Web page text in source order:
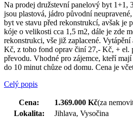
Na prodej družstevní panelový byt 1+1,
jsou plastová, jádro původní
byt ve stavu před rekonstrukcí, avšak
kóje o velikosti cca 1,5 m2, dále je zde
rekonstrukci, vše již zaplacené.
Kč, z toho fond oprav činí 27,- Kč, + el.
převodu. Vhodné pro zájemce, kteří
do 10 minut chůze od domu. Cena je
Celý popis
Cena: 1.369.000 Kč(za
Lokalita:
Jihlava, Vysočina